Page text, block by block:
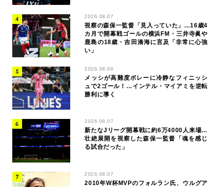
2026.08.07
視察の森保一監督「見入っていた」…16歳4
カ月で開幕戦ゴールの横浜FM・三井寺眞や
鹿島の18歳・吉田湊海に言及「非常に心強
い」
2026.08.06
メッシが高難度ボレーに冷静なフィニッシ
ュで2ゴール！…インテル・マイアミを逆転
勝利に導く
2026.08.07
新たなJリーグ開幕戦に約6万4000人来場…
壮絶展開を視察した森保一監督「魂を感じ
る試合だった」
2026.08.07
2010年W杯MVPのフォルラン氏、ウルグア